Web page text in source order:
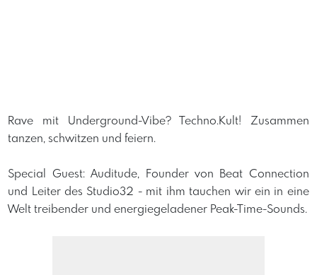
Rave mit Underground-Vibe? Techno.Kult! Zusammen
tanzen, schwitzen und feiern.
Special Guest: Auditude, Founder von Beat Connection
und Leiter des Studio32 - mit ihm tauchen wir ein in eine
Welt treibender und energiegeladener Peak-Time-Sounds.